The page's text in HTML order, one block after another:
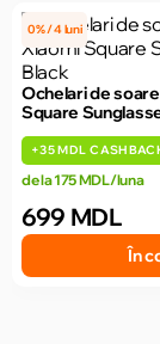
0% / 4 luni
Ochelari de
Square
+35 MDL
de la 175 MDL/luna
699 MDL
În